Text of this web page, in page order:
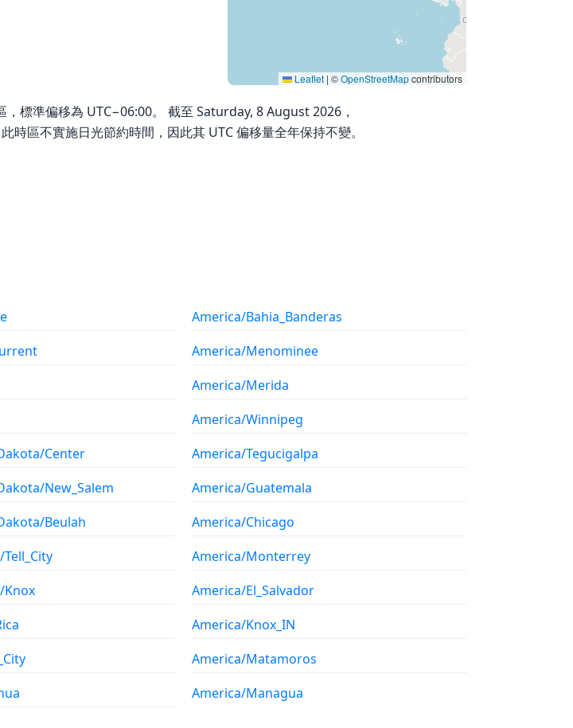
Leaflet | ©OpenStreetMapcontributors
標準偏移為 UTC−06:00。 截至 Saturday, 8 August 2026，
區不實施日光節約時間，因此其 UTC 偏移量全年保持不變。
Center
New_Salem
Beulah
Knox
America/Bahia_Banderas
America/Menominee
America/Merida
America/Winnipeg
America/Tegucigalpa
America/Guatemala
America/Chicago
America/Monterrey
America/El_Salvador
America/Knox_IN
America/Matamoros
America/Managua